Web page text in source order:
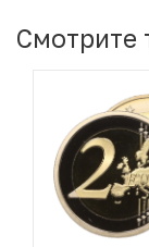
Смотрите